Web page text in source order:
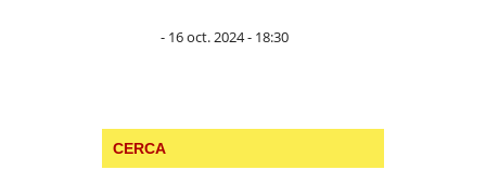
- 16 oct. 2024 - 18:30
CERCA